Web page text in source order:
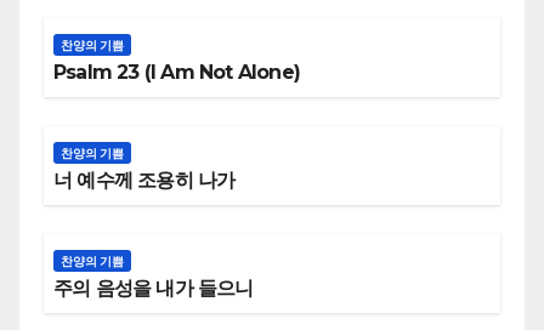
찬양의 기쁨
Psalm 23 (I Am Not Alone)
찬양의 기쁨
너 예수께 조용히 나가
찬양의 기쁨
주의 음성을 내가 들으니